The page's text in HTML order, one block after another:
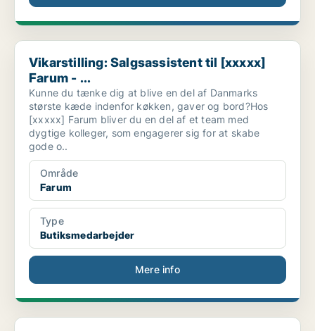
Vikarstilling: Salgsassistent til [xxxxx] Farum - ...
Vikarstilling: Salgsassistent til [xxxxx]
Farum - ...
Kunne du tænke dig at blive en del af Danmarks
største kæde indenfor køkken, gaver og bord?Hos
[xxxxx] Farum bliver du en del af et team med
dygtige kolleger, som engagerer sig for at skabe
gode o..
Område
Farum
Type
Butiksmedarbejder
Mere info
Bliv en del af [xxxxx] - vi søger butiksassistente...